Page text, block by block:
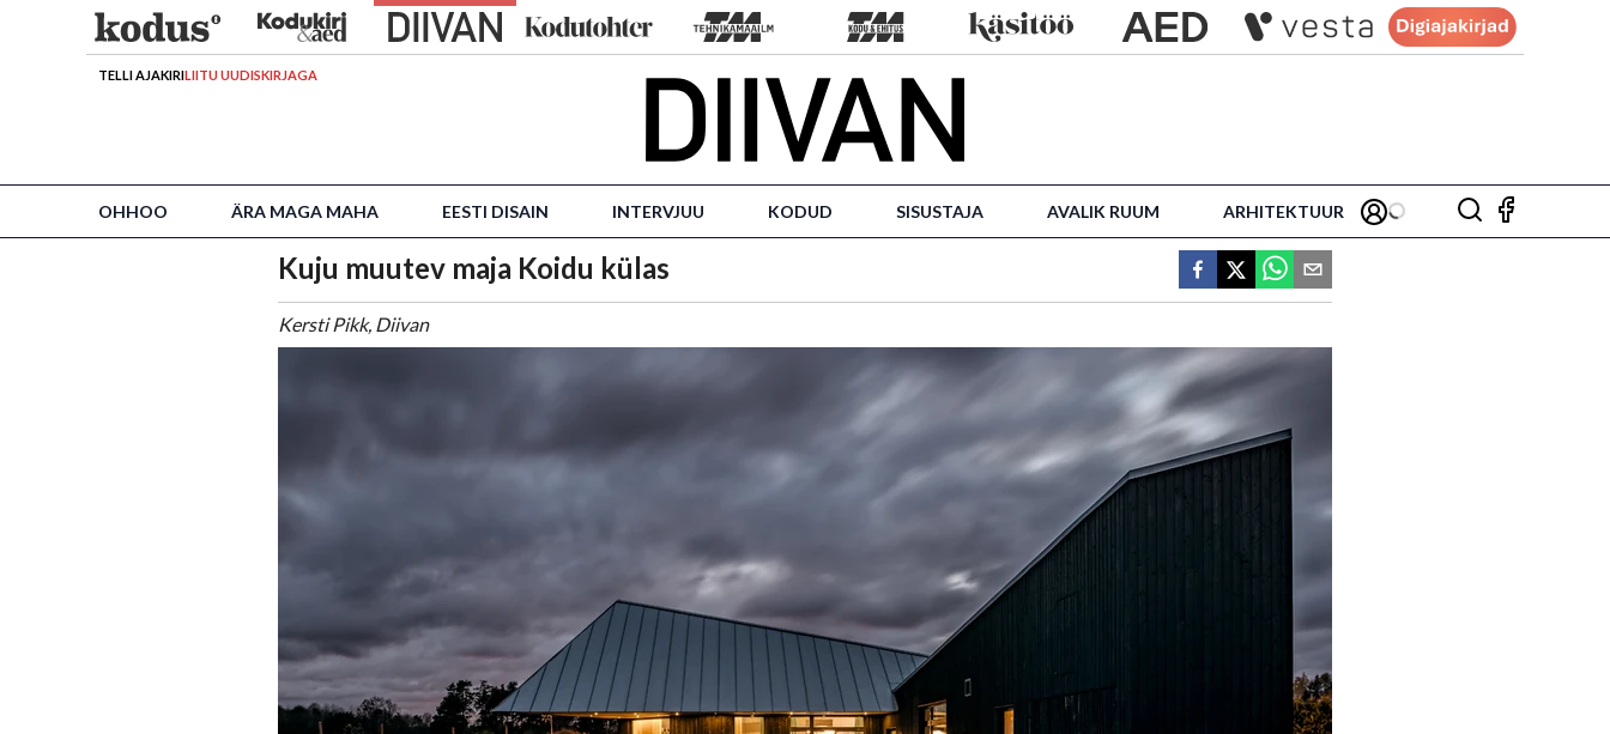
TELLI AJAKIRILIITU UUDISKIRJAGA
OHHOO ÄRA MAGA MAHA EESTI DISAIN INTERVJUU KODUD SISUSTAJA AVALIK RUUM ARHITEKTUUR
Kuju muutev maja Koidu külas
Kersti Pikk, Diivan